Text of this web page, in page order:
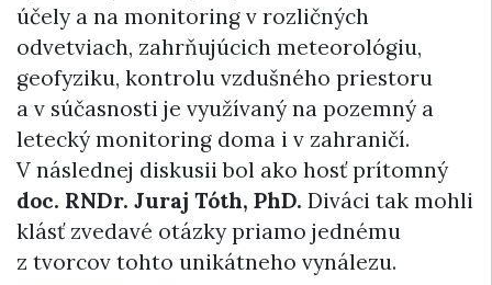
účely a na monitoring v rozličných
odvetviach, zahrňujúcich meteorológiu,
geofyziku, kontrolu vzdušného priestoru
a v súčasnosti je využívaný na pozemný a
letecký monitoring doma i v zahraničí.
V následnej diskusii bol ako hosť prítomný
doc. RNDr. Juraj Tóth, PhD. Diváci tak mohli
klásť zvedavé otázky priamo jednému
z tvorcov tohto unikátneho vynálezu.